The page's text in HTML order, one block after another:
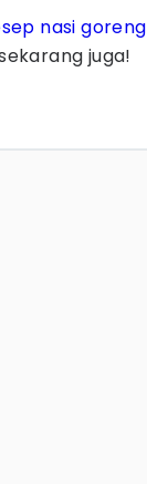
nasi goreng
juga!